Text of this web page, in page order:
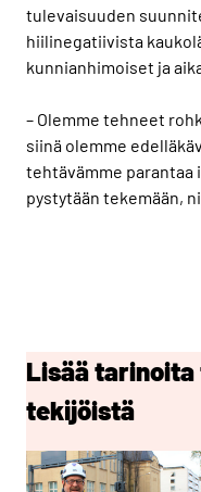
tulevaisuuden
hiilinegatiivista
kunnianhimoiset ja
– Olemme tehneet
siinä olemme
tehtävämme parantaa
pystytään tekemään,
Lisää tarinoita
tekijöistä